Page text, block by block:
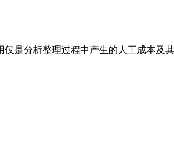
是分析整理过程中产生的人工成本及其